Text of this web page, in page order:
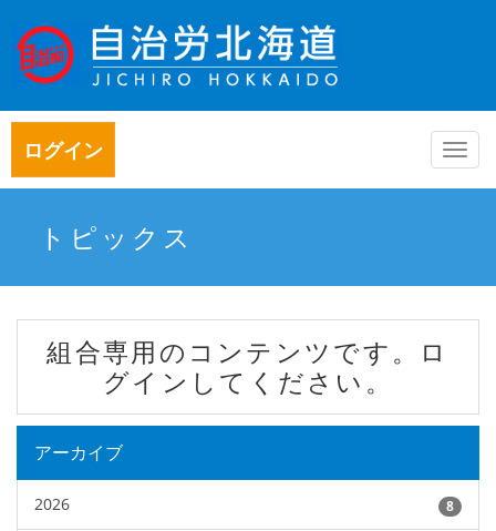
ログイン
トピックス
組合専用のコンテンツです。ロ
グインしてください。
アーカイブ
2026 8